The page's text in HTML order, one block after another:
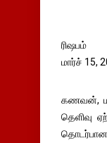
ரிஷபம்
மார்ச் 15,
கணவன்,
தெளிவு
தொடர்பான